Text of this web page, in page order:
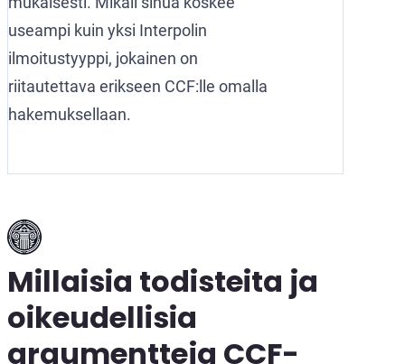
useampi kuin yksi Interpolin
ilmoitustyyppi, jokainen on
riitautettava erikseen CCF:lle omalla
hakemuksellaan.
Millaisia todisteita ja
oikeudellisia
argumentteja CCF-